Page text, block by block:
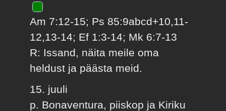
Am 7:12-15; Ps 85:9abcd+10,11-
12,13-14; Ef 1:3-14; Mk 6:7-13
R: Issand, näita meile oma
heldust ja päästa meid.
15. juuli
p. Bonaventura, piiskop ja Kiriku